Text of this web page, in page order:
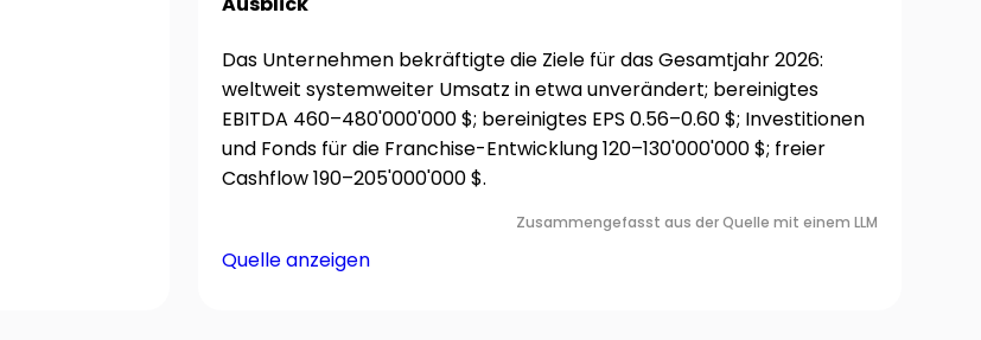
Das Unternehmen bekräftigte die Ziele für das Gesamtjahr 2026:
weltweit systemweiter Umsatz in etwa unverändert; bereinigtes
EBITDA 460–480'000'000 $; bereinigtes EPS 0.56–0.60 $; Investitionen
und Fonds für die Franchise-Entwicklung 120–130'000'000 $; freier
Cashflow 190–205'000'000 $.
Zusammengefasst aus der Quelle mit einem LLM
Quelle anzeigen